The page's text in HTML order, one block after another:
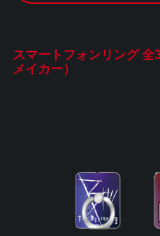
スマートフォンリング
メイカー）